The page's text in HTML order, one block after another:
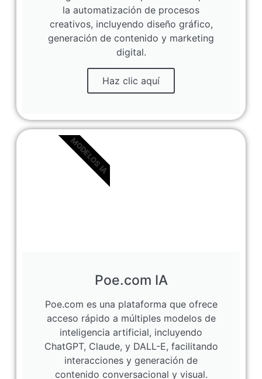
la automatización de procesos
creativos, incluyendo diseño gráfico,
generación de contenido y marketing
digital.
Haz clic aquí
Poe.com IA
Poe.com es una plataforma que ofrece
acceso rápido a múltiples modelos de
inteligencia artificial, incluyendo
ChatGPT, Claude, y DALL-E, facilitando
interacciones y generación de
contenido conversacional y visual.
MODELOS IA